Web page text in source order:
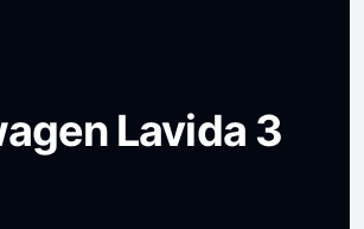
Lavida 3